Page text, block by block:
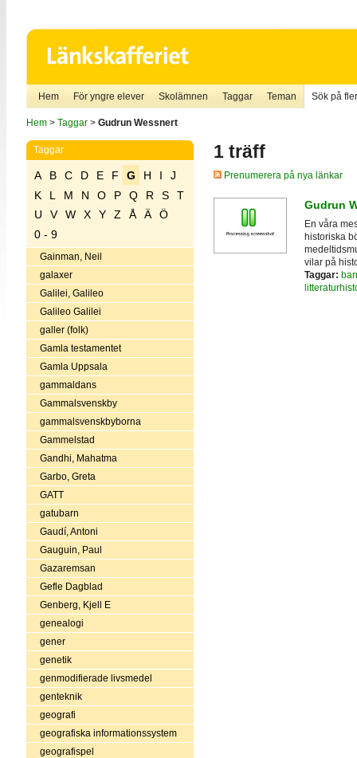
Hem För yngre elever Skolämnen Taggar Teman Sök på
Hem> Taggar> Gudrun Wessnert
Taggar
A B C D E F G H I
J
K
L M N O P Q R S
T
U
V W X Y Z Å Ä
Ö
0 - 9
Gainman, Neil
galaxer
Galilei, Galileo
Galileo Galilei
galler (folk)
Gamla testamentet
Gamla Uppsala
gammaldans
Gammalsvenskby
gammalsvenskbyborna
Gammelstad
Gandhi, Mahatma
Garbo, Greta
GATT
gatubarn
Gaudí, Antoni
Gauguin, Paul
Gazaremsan
Gefle Dagblad
Genberg, Kjell E
genealogi
gener
genetik
genmodifierade livsmedel
genteknik
geografi
geografiska informationssystem
geografispel
1 träff
Prenumerera på nya länkar
Gudrun
En våra
historiska
vilar på
Taggar: